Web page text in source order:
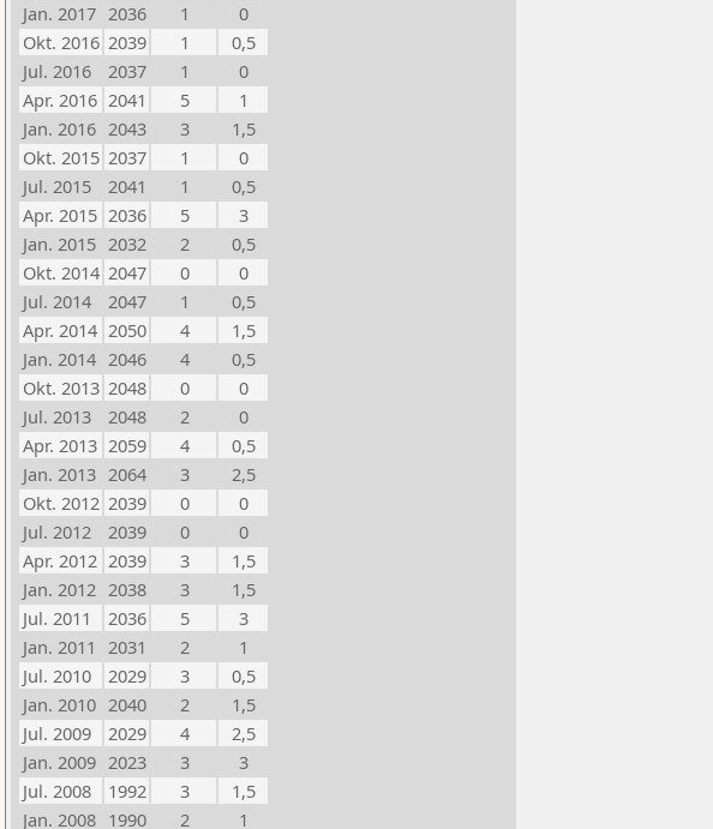
Jan. 2017 2036 1
0
Okt. 2016 2039 1
0,5
Jul. 2016
2037 1
0
Apr. 2016 2041 5
1
Jan. 2016 2043 3
1,5
Okt. 2015 2037 1
0
Jul. 2015
2041 1
0,5
Apr. 2015 2036 5
3
Jan. 2015 2032 2
0,5
Okt. 2014 2047 0
0
Jul. 2014
2047 1
0,5
Apr. 2014 2050 4
1,5
Jan. 2014 2046 4
0,5
Okt. 2013 2048 0
0
Jul. 2013
2048 2
0
Apr. 2013 2059 4
0,5
Jan. 2013 2064 3
2,5
Okt. 2012 2039 0
0
Jul. 2012
2039 0
0
Apr. 2012 2039 3
1,5
Jan. 2012 2038 3
1,5
Jul. 2011
2036 5
3
Jan. 2011 2031 2
1
Jul. 2010
2029 3
0,5
Jan. 2010 2040 2
1,5
Jul. 2009
2029 4
2,5
Jan. 2009 2023 3
3
Jul. 2008
1992 3
1,5
Jan. 2008 1990 2 1